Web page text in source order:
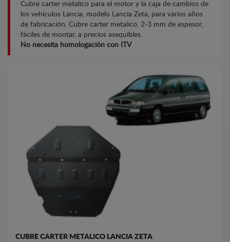
Cubre carter metalico para el motor y la caja de cambios de
los vehículos Lancia, modelo Lancia Zeta, para varios años
de fabricación. Cubre carter metalico, 2-3 mm de espesor,
fáciles de montar, a precios asequibles.
No necesita homologación con ITV
CUBRE CARTER METALICO LANCIA ZETA